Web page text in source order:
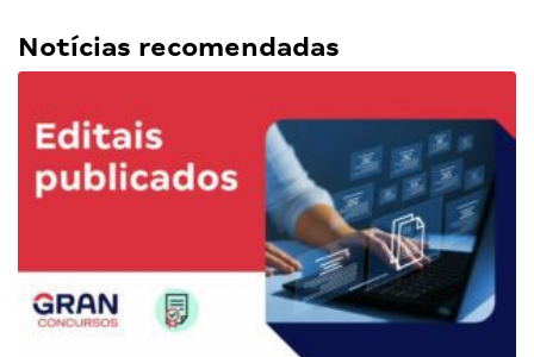
Notícias recomendadas